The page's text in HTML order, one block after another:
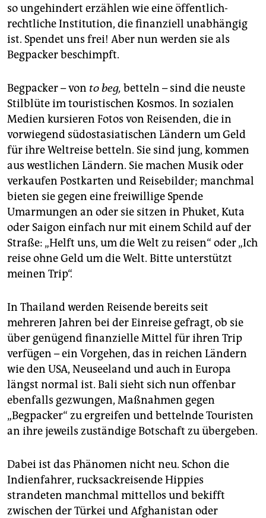
so ungehindert erzählen wie eine öffentlich-
rechtliche Institution, die finanziell unabhängig
ist. Spendet uns frei! Aber nun werden sie als
Begpacker beschimpft.
Begpacker – von to beg, betteln – sind die neuste
Stilblüte im touristischen Kosmos. In sozialen
Medien kursieren Fotos von Reisenden, die in
vorwiegend südostasiatischen Ländern um Geld
für ihre Weltreise betteln. Sie sind jung, kommen
aus westlichen Ländern. Sie machen Musik oder
verkaufen Postkarten und Reisebilder; manchmal
bieten sie gegen eine freiwillige Spende
Umarmungen an oder sie sitzen in Phuket, Kuta
oder Saigon einfach nur mit einem Schild auf der
Straße: „Helft uns, um die Welt zu reisen“ oder „Ich
reise ohne Geld um die Welt. Bitte unterstützt
meinen Trip“.
In Thailand werden Reisende bereits seit
mehreren Jahren bei der Einreise gefragt, ob sie
über genügend finanzielle Mittel für ihren Trip
verfügen – ein Vorgehen, das in reichen Ländern
wie den USA, Neuseeland und auch in Europa
längst normal ist. Bali sieht sich nun offenbar
ebenfalls gezwungen, Maßnahmen gegen
„Begpacker“ zu ergreifen und bettelnde Touristen
an ihre jeweils zuständige Botschaft zu übergeben.
Dabei ist das Phänomen nicht neu. Schon die
Indienfahrer, rucksackreisende Hippies
strandeten manchmal mittellos und bekifft
zwischen der Türkei und Afghanistan oder